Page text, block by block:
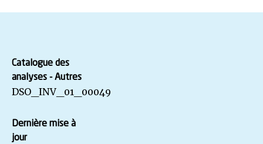
Catalogue des
analyses - Autres
DSO_INV_01_00049
Dernière mise à
jour